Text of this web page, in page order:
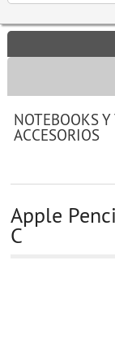
NOTEBOOKS
ACCESORIOS
Apple
C